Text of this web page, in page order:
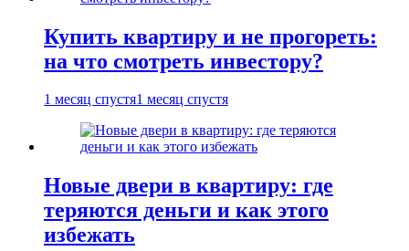
Купить квартиру и не прогореть:
на что смотреть инвестору?
1 месяц спустя1 месяц спустя
Новые двери в квартиру: где
теряются деньги и как этого
избежать